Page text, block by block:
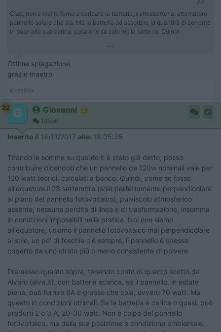
Ciao, non è mai la fonte a caricare la batteria, caricabatteria, alternatore,
pannello solare che sia. Ma la batteria ad assorbire la quantirà di corrente
in base alla sua carica, cosa che sa solo lei: la batteria. Quindi
...
Ottima spiegazione
grazie maetro
Massimo
22 Giovanni
13586
Inserito il 18/11/2017 alle: 18:05:35
Tirando le somme su quanto ti è stato già detto, posso
contribuire dicendoti che un pannello da 120w nominali vale per
120 watt teorici, calcolati a banco. Quindi, come se fosse
all'equatore il 23 settembre (sole perfettamente perpendicolare
al piano del pannello fotovoltaico), pulviscolo atmosferico
assente, nessuna perdita di linea e di trasformazione, insomma
in condizioni impossibili nella pratica. Noi non siamo
all'equatore, usiamo il pannello fotovoltaico mai perpendicolare
al sole, un po' di foschia c'è sempre, il pannello è spesso
coperto da uno strato più o meno consistente di polvere.
Premesso quanto sopra, tenendo conto di quanto scritto da
Alvaro (alva.it), con batteria scarica, se il pannello, in estate
piena, può fornire 6A è grasso che cola, ovvero 70 watt. Ma
questo in condizioni ottimali. Se la batteria è carica o quasi, può
produrti 2 o 3 A, 20-30 watt. Non è colpa del pannello
fotovoltaico, ma della sua posizione e condizione ambientale.